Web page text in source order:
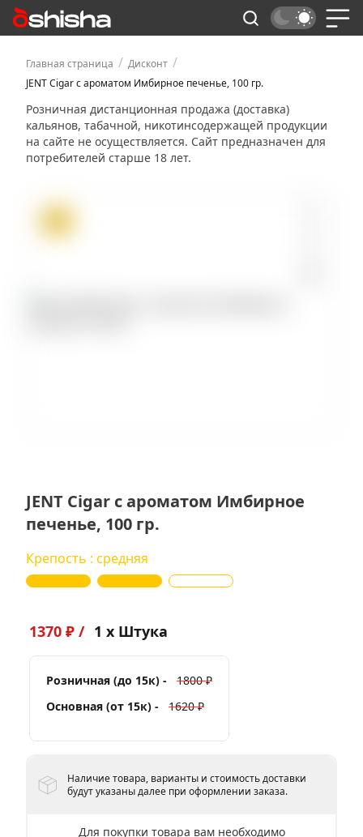
Главная страница / Дисконт /
JENT Cigar с ароматом Имбирное печенье, 100 гр.
Розничная дистанционная продажа (доставка)
кальянов, табачной, никотинсодержащей продукции
на сайте не осуществляется. Сайт предназначен для
потребителей старше 18 лет.
JENT Cigar с ароматом Имбирное
печенье, 100 гр.
Крепость : средняя
1370 ₽ / 1 x Штука
Розничная (до 15к) -
1800 ₽
Основная (от 15к) -
1620 ₽
Наличие товара, варианты и стоимость доставки
будут указаны далее при оформлении заказа.
Для покупки товара вам необходимо